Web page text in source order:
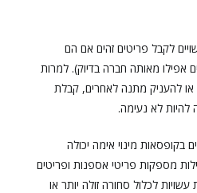
לקבל פריטים זהים אם הם
אפילו מאותה חברה בדיוק). למרות
או להעניק מתנה לאחרים, קבלת
להיות לא נעימה.
בקופסאות מינוי אימה יכולה
מספקות פריטי אספנות ופריטים
לכלול סחורה זולה יותר או